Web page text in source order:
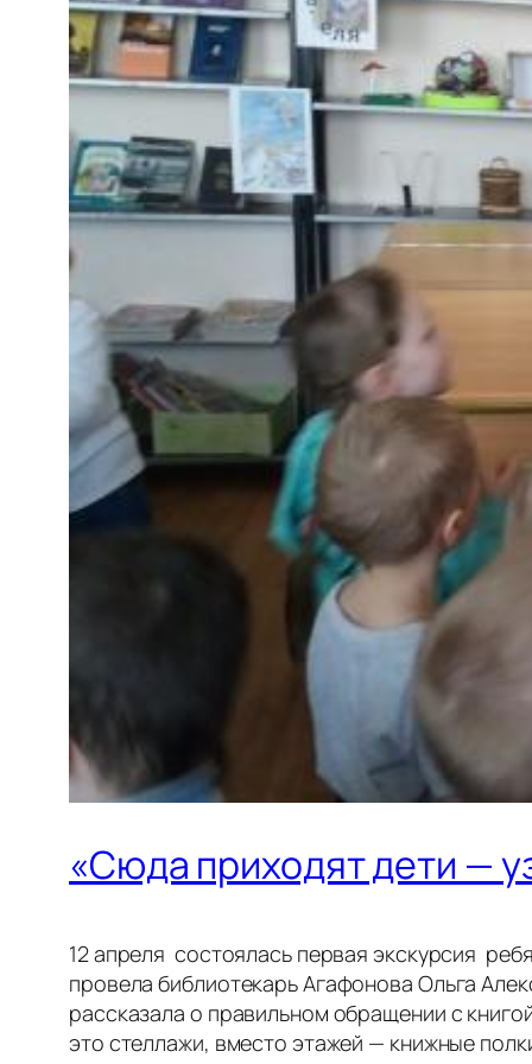
«Сюда приходят дети —
12 апреля состоялась первая экскурсия
провела библиотекарь Агафонова Ольга
рассказала о правильном обращении с
это стеллажи, вместо этажей — книжные